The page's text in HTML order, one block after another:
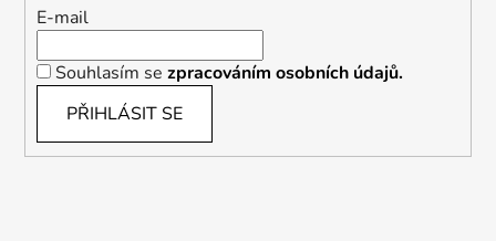
E-mail
Souhlasím se zpracováním osobních údajů.
PŘIHLÁSIT SE